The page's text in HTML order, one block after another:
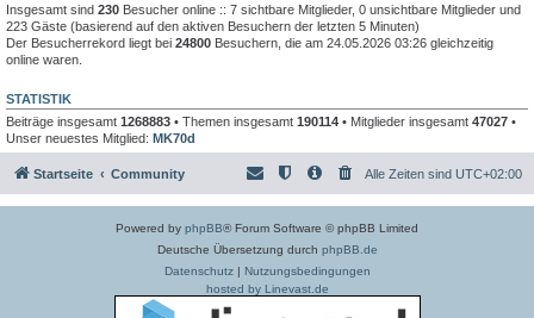
Insgesamt sind 230 Besucher online :: 7 sichtbare Mitglieder, 0 unsichtbare Mitglieder und
223 Gäste (basierend auf den aktiven Besuchern der letzten 5 Minuten)
Der Besucherrekord liegt bei 24800 Besuchern, die am 24.05.2026 03:26 gleichzeitig
online waren.
STATISTIK
Beiträge insgesamt 1268883 • Themen insgesamt 190114 • Mitglieder insgesamt 47027 •
Unser neuestes Mitglied: MK70d
Startseite Community Alle Zeiten sind UTC+02:00
Powered by phpBB® Forum Software © phpBB Limited
Deutsche Übersetzung durch phpBB.de
Datenschutz| Nutzungsbedingungen
hosted by Linevast.de